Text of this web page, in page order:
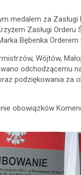
medalem za
Zasługi
Bębenka Orderem
Wójtów,
odchodzącemu
podziękowania za
obowiązków